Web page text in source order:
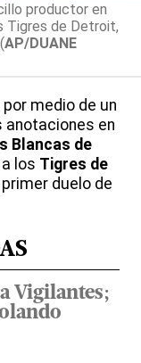
productor en
Tigres de Detroit,
AP/DUANE
medio de un
anotaciones en
Blancas de
los Tigres de
duelo de
Vigilantes;